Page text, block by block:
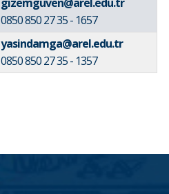
0850 850 27 35 - 1657
yasindamga@arel.edu.tr
0850 850 27 35 - 1357